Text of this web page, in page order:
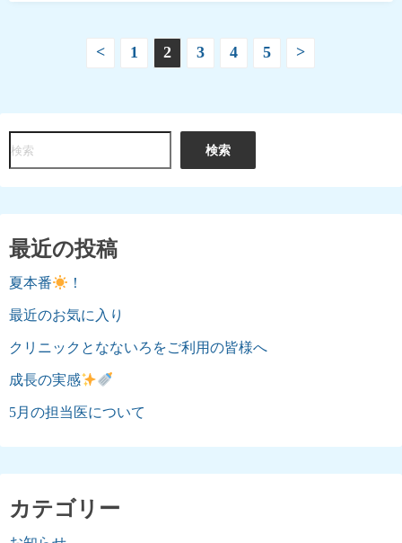
ペ
ー
送
< 1 2 3 4 5 >
検
索
検索
最近の投稿
夏本番 ！
最近のお気に入り
クリニックとなないろをご利用の皆様へ
成長の実感
5月の担当医について
カテゴリー